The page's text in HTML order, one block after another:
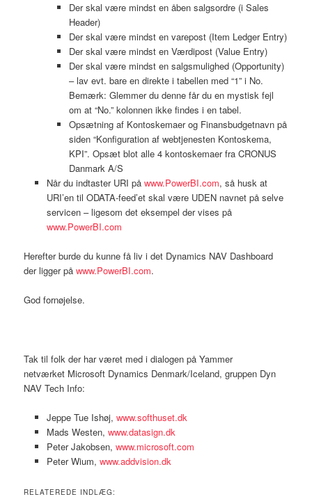
Der skal være mindst en åben salgsordre (i Sales
Header)
Der skal være mindst en varepost (Item Ledger Entry)
Der skal være mindst en Værdipost (Value Entry)
Der skal være mindst en salgsmulighed (Opportunity)
– lav evt. bare en direkte i tabellen med “1” i No.
Bemærk: Glemmer du denne får du en mystisk fejl
om at “No.” kolonnen ikke findes i en tabel.
Opsætning af Kontoskemaer og Finansbudgetnavn på
siden “Konfiguration af webtjenesten Kontoskema,
KPI”. Opsæt blot alle 4 kontoskemaer fra CRONUS
Danmark A/S
Når du indtaster URI på www.PowerBI.com, så husk at
URI’en til ODATA-feed’et skal være UDEN navnet på selve
servicen – ligesom det eksempel der vises på
www.PowerBI.com
Herefter burde du kunne få liv i det Dynamics NAV Dashboard
der ligger påwww.PowerBI.com.
God fornøjelse.
Tak til folk der har været med i dialogen på Yammer
netværket Microsoft Dynamics Denmark/Iceland, gruppen Dyn
NAV Tech Info:
Jeppe Tue Ishøj, www.softhuset.dk
Mads Westen, www.datasign.dk
Peter Jakobsen, www.microsoft.com
Peter Wium, www.addvision.dk
RELATEREDE INDLÆG: